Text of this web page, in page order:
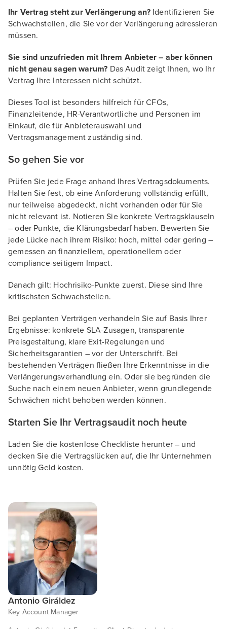
Ihr Vertrag steht zur Verlängerung an?Identifizieren Sie
Schwachstellen, die Sie vor der Verlängerung adressieren
müssen.
Sie sind unzufrieden mit Ihrem Anbieter – aber können
nicht genau sagen warum? Das Audit zeigt Ihnen, wo Ihr
Vertrag Ihre Interessen nicht schützt.
Dieses Tool ist besonders hilfreich für CFOs,
Finanzleitende, HR-Verantwortliche und Personen im
Einkauf, die für Anbieterauswahl und
Vertragsmanagement zuständig sind.
So gehen Sie vor
Prüfen Sie jede Frage anhand Ihres Vertragsdokuments.
Halten Sie fest, ob eine Anforderung vollständig erfüllt,
nur teilweise abgedeckt, nicht vorhanden oder für Sie
nicht relevant ist. Notieren Sie konkrete Vertragsklauseln
– oder Punkte, die Klärungsbedarf haben. Bewerten Sie
jede Lücke nach ihrem Risiko: hoch, mittel oder gering –
gemessen an finanziellem, operationellem oder
compliance-seitigem Impact.
Danach gilt: Hochrisiko-Punkte zuerst. Diese sind Ihre
kritischsten Schwachstellen.
Bei geplanten Verträgen verhandeln Sie auf Basis Ihrer
Ergebnisse: konkrete SLA-Zusagen, transparente
Preisgestaltung, klare Exit-Regelungen und
Sicherheitsgarantien – vor der Unterschrift. Bei
bestehenden Verträgen fließen Ihre Erkenntnisse in die
Verlängerungsverhandlung ein. Oder sie begründen die
Suche nach einem neuen Anbieter, wenn grundlegende
Schwächen nicht behoben werden können.
Starten Sie Ihr Vertragsaudit noch heute
Laden Sie die kostenlose Checkliste herunter – und
decken Sie die Vertragslücken auf, die Ihr Unternehmen
unnötig Geld kosten.
Antonio Giráldez
Key Account Manager